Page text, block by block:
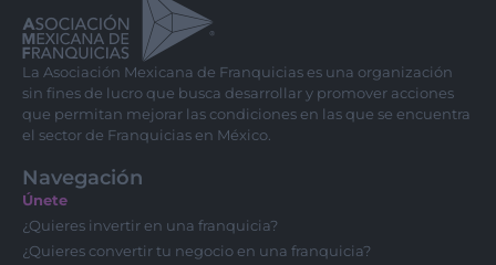
La Asociación Mexicana de Franquicias es una organización
sin fines de lucro que busca desarrollar y promover acciones
que permitan mejorar las condiciones en las que se encuentra
el sector de Franquicias en México.
Navegación
Únete
¿Quieres invertir en una franquicia?
¿Quieres convertir tu negocio en una franquicia?